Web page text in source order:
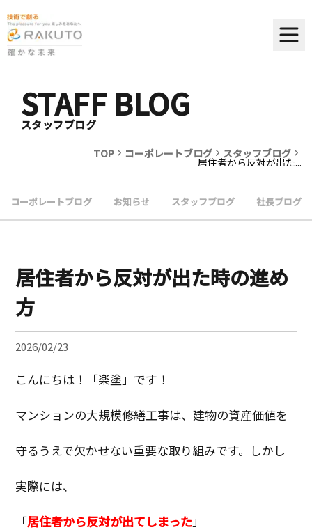
STAFF BLOG
スタッフブログ
TOP コーポレートブログ スタッフブログ
居住者から反対が出た...
コーポレートブログ お知らせ スタッフブログ 社長ブログ
居住者から反対が出た時の進め
方
2026/02/23
こんにちは！「楽塗」です！
マンションの大規模修繕工事は、建物の資産価値を
守るうえで欠かせない重要な取り組みです。しかし
実際には、
「居住者から反対が出てしまった」